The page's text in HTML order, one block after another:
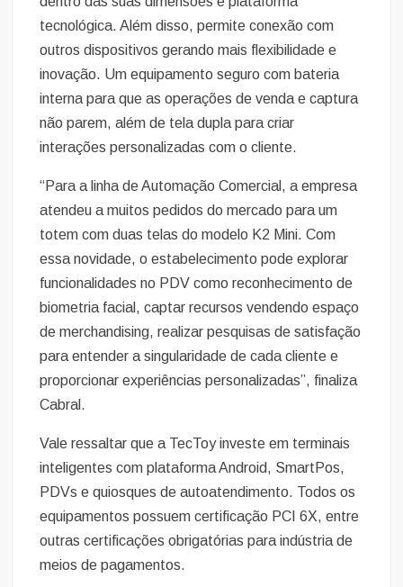
tecnológica. Além disso, permite conexão com
outros dispositivos gerando mais flexibilidade e
inovação. Um equipamento seguro com bateria
interna para que as operações de venda e captura
não parem, além de tela dupla para criar
interações personalizadas com o cliente.
“Para a linha de Automação Comercial, a empresa
atendeu a muitos pedidos do mercado para um
totem com duas telas do modelo K2 Mini. Com
essa novidade, o estabelecimento pode explorar
funcionalidades no PDV como reconhecimento de
biometria facial, captar recursos vendendo espaço
de merchandising, realizar pesquisas de satisfação
para entender a singularidade de cada cliente e
proporcionar experiências personalizadas”, finaliza
Cabral.
Vale ressaltar que a TecToy investe em terminais
inteligentes com plataforma Android, SmartPos,
PDVs e quiosques de autoatendimento. Todos os
equipamentos possuem certificação PCI 6X, entre
outras certificações obrigatórias para indústria de
meios de pagamentos.